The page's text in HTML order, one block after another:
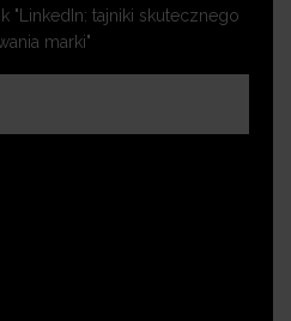
"LinkedIn: tajniki skutecznego
marki"